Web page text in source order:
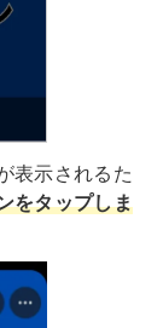
表示されるた
をタップしま